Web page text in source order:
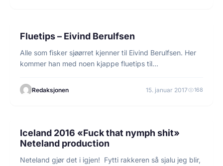
FISKEGUIDER
Fluetips – Eivind Berulfsen
Alle som fisker sjøørret kjenner til Eivind Berulfsen. Her
kommer han med noen kjappe fluetips til…
Redaksjonen 15. januar 2017 168
FISKE
Iceland 2016 «Fuck that nymph shit»
Neteland production
Neteland gjør det i igjen! Fytti rakkeren så sjalu jeg blir,